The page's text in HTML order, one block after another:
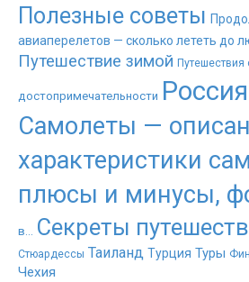
Полезные советы
авиаперелетов — сколько лететь до
Путешествие зимой Путешествия
достопримечательности Россия
Самолеты —
характеристики
плюсы и минусы,
в... Секреты
Стюардессы Таиланд Турция Туры
Чехия